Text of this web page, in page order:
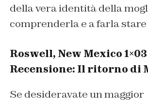
della vera identità della
comprenderla e a farla stare
Roswell, New Mexico 1×03
Recensione: Il ritorno di
Se desideravate un maggior